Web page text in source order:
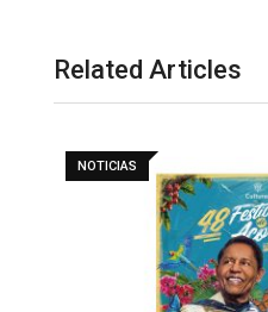
Related Articles
NOTICIAS